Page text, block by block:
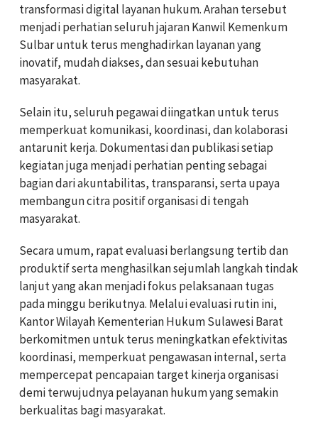
transformasi digital layanan hukum. Arahan tersebut
menjadi perhatian seluruh jajaran Kanwil Kemenkum
Sulbar untuk terus menghadirkan layanan yang
inovatif, mudah diakses, dan sesuai kebutuhan
masyarakat.
Selain itu, seluruh pegawai diingatkan untuk terus
memperkuat komunikasi, koordinasi, dan kolaborasi
antarunit kerja. Dokumentasi dan publikasi setiap
kegiatan juga menjadi perhatian penting sebagai
bagian dari akuntabilitas, transparansi, serta upaya
membangun citra positif organisasi di tengah
masyarakat.
Secara umum, rapat evaluasi berlangsung tertib dan
produktif serta menghasilkan sejumlah langkah tindak
lanjut yang akan menjadi fokus pelaksanaan tugas
pada minggu berikutnya. Melalui evaluasi rutin ini,
Kantor Wilayah Kementerian Hukum Sulawesi Barat
berkomitmen untuk terus meningkatkan efektivitas
koordinasi, memperkuat pengawasan internal, serta
mempercepat pencapaian target kinerja organisasi
demi terwujudnya pelayanan hukum yang semakin
berkualitas bagi masyarakat.